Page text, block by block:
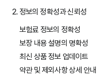
2. 정보의 정확성과 신뢰성
보험료 정보의 정확성
보장 내용 설명의 명확성
최신 상품 정보 업데이트
약관 및 제외사항 상세 안내